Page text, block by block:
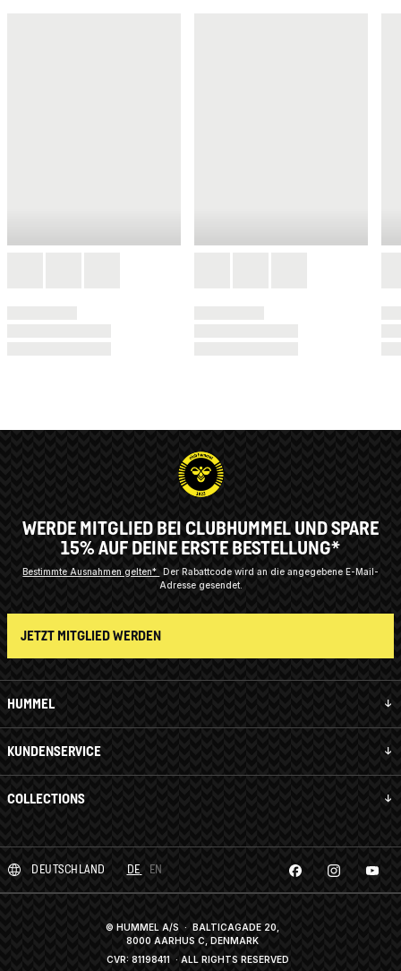
HUMMEL
KUNDENSERVICE
COLLECTIONS
WERDE MITGLIED BEI CLUBHUMMEL UND SPARE
15% AUF DEINE ERSTE BESTELLUNG*
Bestimmte Ausnahmen gelten* Der Rabattcode wird an die angegebene E-Mail-
Adresse gesendet.
JETZT MITGLIED WERDEN
DEUTSCHLAND DE EN
© HUMMEL A/S · BALTICAGADE 20,
8000 AARHUS C, DENMARK
CVR: 81198411 · ALL RIGHTS RESERVED